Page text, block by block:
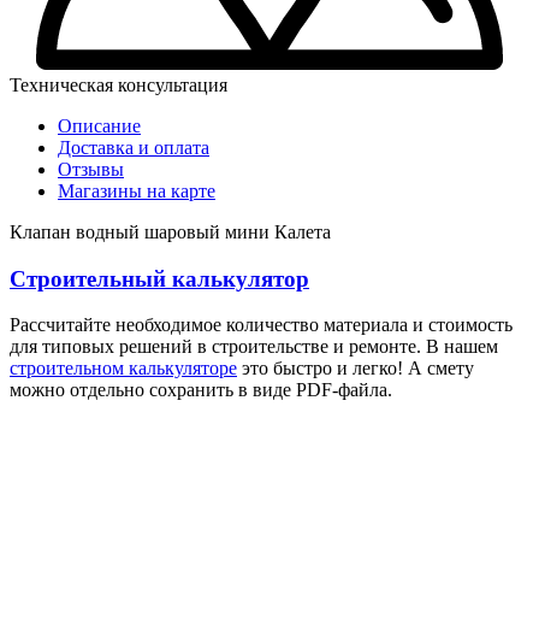
Техническая консультация
Описание
Доставка и оплата
Отзывы
Магазины на карте
Клапан водный шаровый мини Калета
Строительный калькулятор
Рассчитайте необходимое количество материала и стоимость
для типовых решений в строительстве и ремонте. В нашем
строительном калькуляторе это быстро и легко! А смету
можно отдельно сохранить в виде PDF-файла.